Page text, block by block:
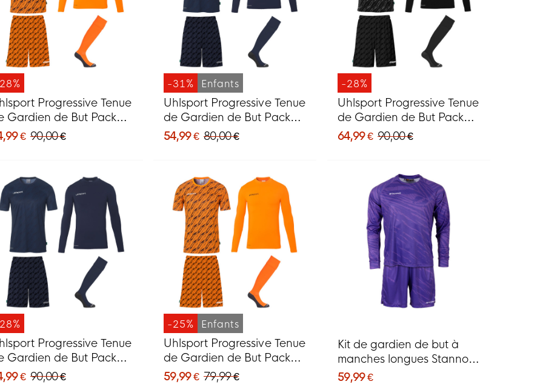
Progressive Tenue
Gardien de But Pack
€ 90,00 €
-31% Enfants
Uhlsport Progressive Tenue
de Gardien de But Pack
Enfants Bleu Foncé
54,99 € 80,00 €
-28%
Uhlsport Progressive Tenue
de Gardien de But Pack
Noir
64,99 € 90,00 €
Progressive Tenue
Gardien de But Pack
Foncé
€ 90,00 €
-25% Enfants
Uhlsport Progressive Tenue
de Gardien de But Pack
Enfants Orange
59,99 € 79,99 €
Kit de gardien de but à
manches longues Stanno
Trick violet
59,99 €